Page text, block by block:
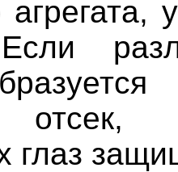
агрегата,
глаз